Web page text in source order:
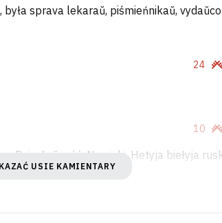
sprava lekaraŭ, piśmieńnikaŭ,
24
10
Dziaržaŭnaść. Na viaki. Hetyja biełyja
USIE KAMIENTARY